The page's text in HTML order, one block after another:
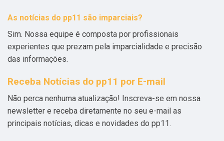
As notícias do pp11 são imparciais?
Sim. Nossa equipe é composta por profissionais
experientes que prezam pela imparcialidade e precisão
das informações.
Receba Notícias do pp11 por E-mail
Não perca nenhuma atualização! Inscreva-se em nossa
newsletter e receba diretamente no seu e-mail as
principais notícias, dicas e novidades do pp11.